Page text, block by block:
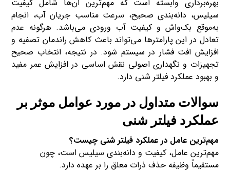
بهره‌برداری وابسته است که مهم‌ترین آن‌ها شامل کیفیت
سیلیس، دانه‌بندی صحیح، سرعت مناسب جریان آب، انجام
به‌موقع بک‌واش و کیفیت آب ورودی می‌باشد. هرگونه عدم
تعادل در این پارامترها می‌تواند باعث کاهش راندمان تصفیه و
افزایش افت فشار در سیستم شود. در نتیجه، انتخاب صحیح
تجهیزات و نگهداری اصولی نقش اساسی در افزایش عمر مفید
و بهبود عملکرد فیلتر شنی دارد.
سوالات متداول در مورد عوامل موثر بر
عملکرد فیلتر شنی
مهم‌ترین عامل در عملکرد فیلتر شنی چیست؟
مهم‌ترین عامل، کیفیت و دانه‌بندی سیلیس است، چون
مستقیماً وظیفه حذف ذرات معلق را بر عهده دارد.